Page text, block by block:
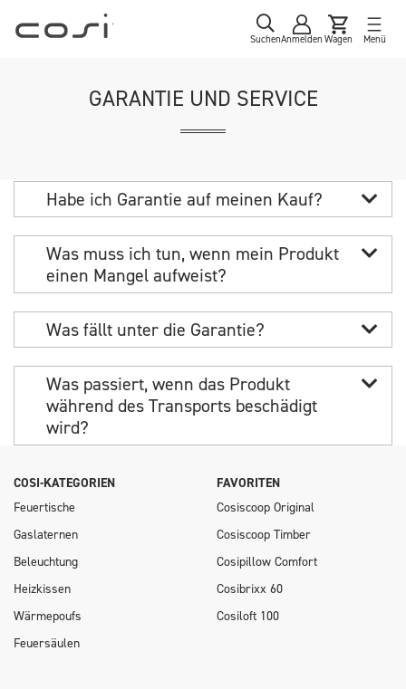
SuchenAnmelden Wagen Menü
GARANTIE UND SERVICE
Habe ich Garantie auf meinen Kauf?
Was muss ich tun, wenn mein Produkt
einen Mangel aufweist?
Was fällt unter die Garantie?
Was passiert, wenn das Produkt
während des Transports beschädigt
wird?
COSI-KATEGORIEN
Feuertische
Gaslaternen
Beleuchtung
Heizkissen
Wärmepoufs
Feuersäulen
FAVORITEN
Cosiscoop Original
Cosiscoop Timber
Cosipillow Comfort
Cosibrixx 60
Cosiloft 100